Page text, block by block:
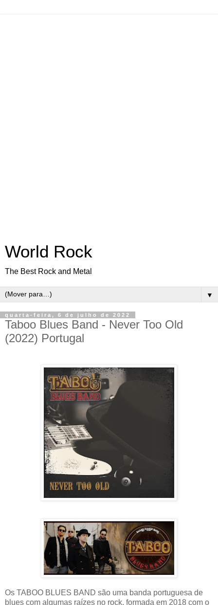
World Rock
The Best Rock and Metal
▼
quarta-feira, 6 de julho de 2022
Taboo Blues Band - Never Too Old
(2022) Portugal
Os TABOO BLUES BAND são uma banda portuguesa de
blues com algumas raízes no rock, formada em 2018 com o